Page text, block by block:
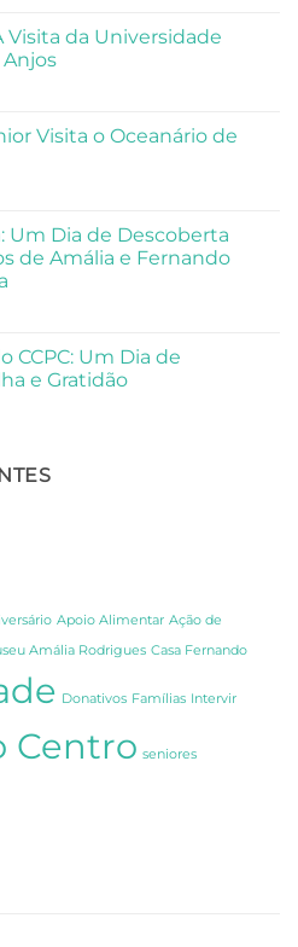
Visita da Universidade
Anjos
Visita o Oceanário de
Um Dia de Descoberta
de Amália e Fernando
CCPC: Um Dia de
e Gratidão
Apoio Alimentar Ação de
Amália Rodrigues Casa Fernando
Donativos Famílias Intervir
Centro seniores